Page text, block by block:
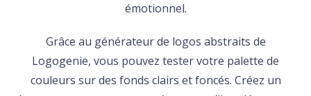
émotionnel.
Grâce au générateur de logos abstraits de
Logogenie, vous pouvez tester votre palette de
couleurs sur des fonds clairs et foncés. Créez un